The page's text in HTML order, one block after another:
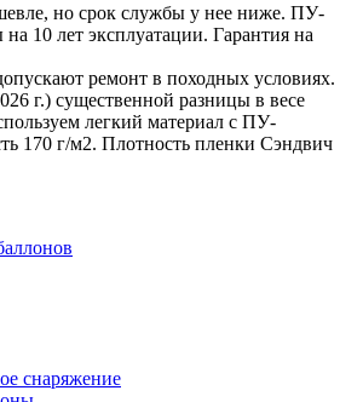
но срок службы у нее ниже. ПУ-
10 лет эксплуатации. Гарантия на
ремонт в походных условиях.
г.) существенной разницы в весе
легкий материал с ПУ-
170 г/м2. Плотность пленки Сэндвич
снаряжение